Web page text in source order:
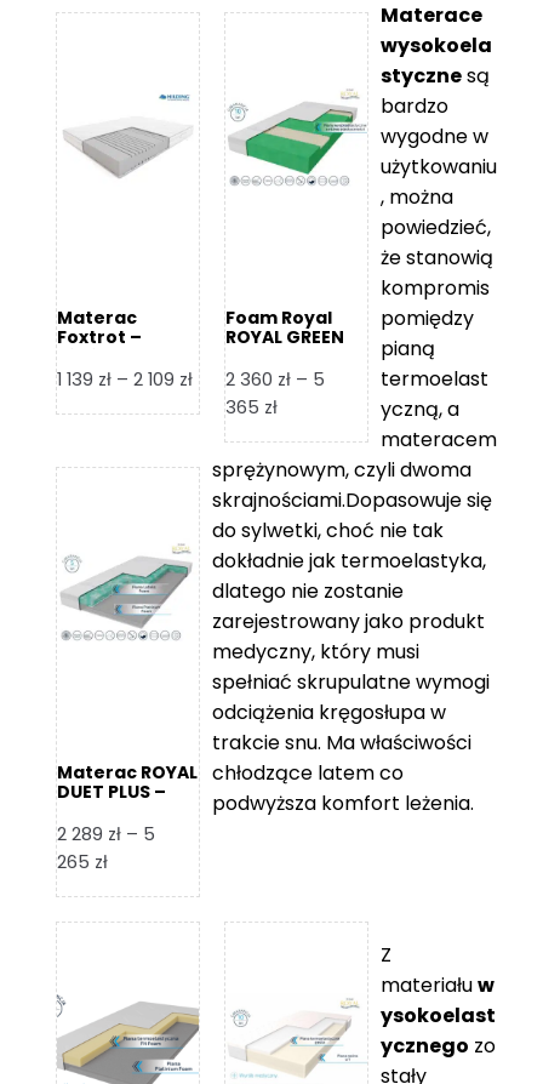
Materac
Foxtrot –
1 139 zł – 2 109 złZakres
cen:
1
139 zł
do
2
109 zł
Foam Royal
ROYAL GREEN
piankowy
2 360 zł – 5
365 złZakres
od
2
360 zł
5
365 zł
Materac ROYAL
DUET PLUS –
2 289 zł – 5
265 złZakres
od
do
5
265 zł
Materace
wysokoela
stycznesą
bardzo
wygodne w
użytkowaniu
, można
powiedzieć,
że stanowią
kompromis
pomiędzy
pianą
termoelast
yczną, a
materacem
sprężynowym, czyli dwoma
skrajnościami.Dopasowuje się
do sylwetki, choć nie tak
dokładnie jak termoelastyka,
dlatego nie zostanie
zarejestrowany jako produkt
medyczny, który musi
spełniać skrupulatne wymogi
odciążenia kręgosłupa w
trakcie snu. Ma właściwości
chłodzące latem co
podwyższa komfort leżenia.
Z
materiałuw
ysokoelast
ycznego zo
stały